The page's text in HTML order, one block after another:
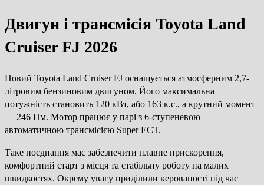
Двигун і трансмісія Toyota Land
Cruiser FJ 2026
Новий Toyota Land Cruiser FJ оснащується атмосферним 2,7-
літровим бензиновим двигуном. Його максимальна
потужність становить 120 кВт, або 163 к.с., а крутний момент
— 246 Нм. Мотор працює у парі з 6-ступеневою
автоматичною трансмісією Super ECT.
Таке поєднання має забезпечити плавне прискорення,
комфортний старт з місця та стабільну роботу на малих
швидкостях. Окрему увагу приділили керованості під час